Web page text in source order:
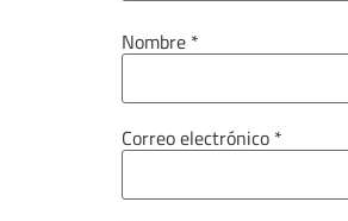
Nombre *
Correo electrónico *